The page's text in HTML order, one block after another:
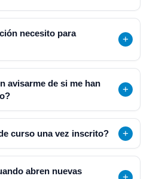
necesito para
avisarme de si me han
curso una vez inscrito?
abren nuevas